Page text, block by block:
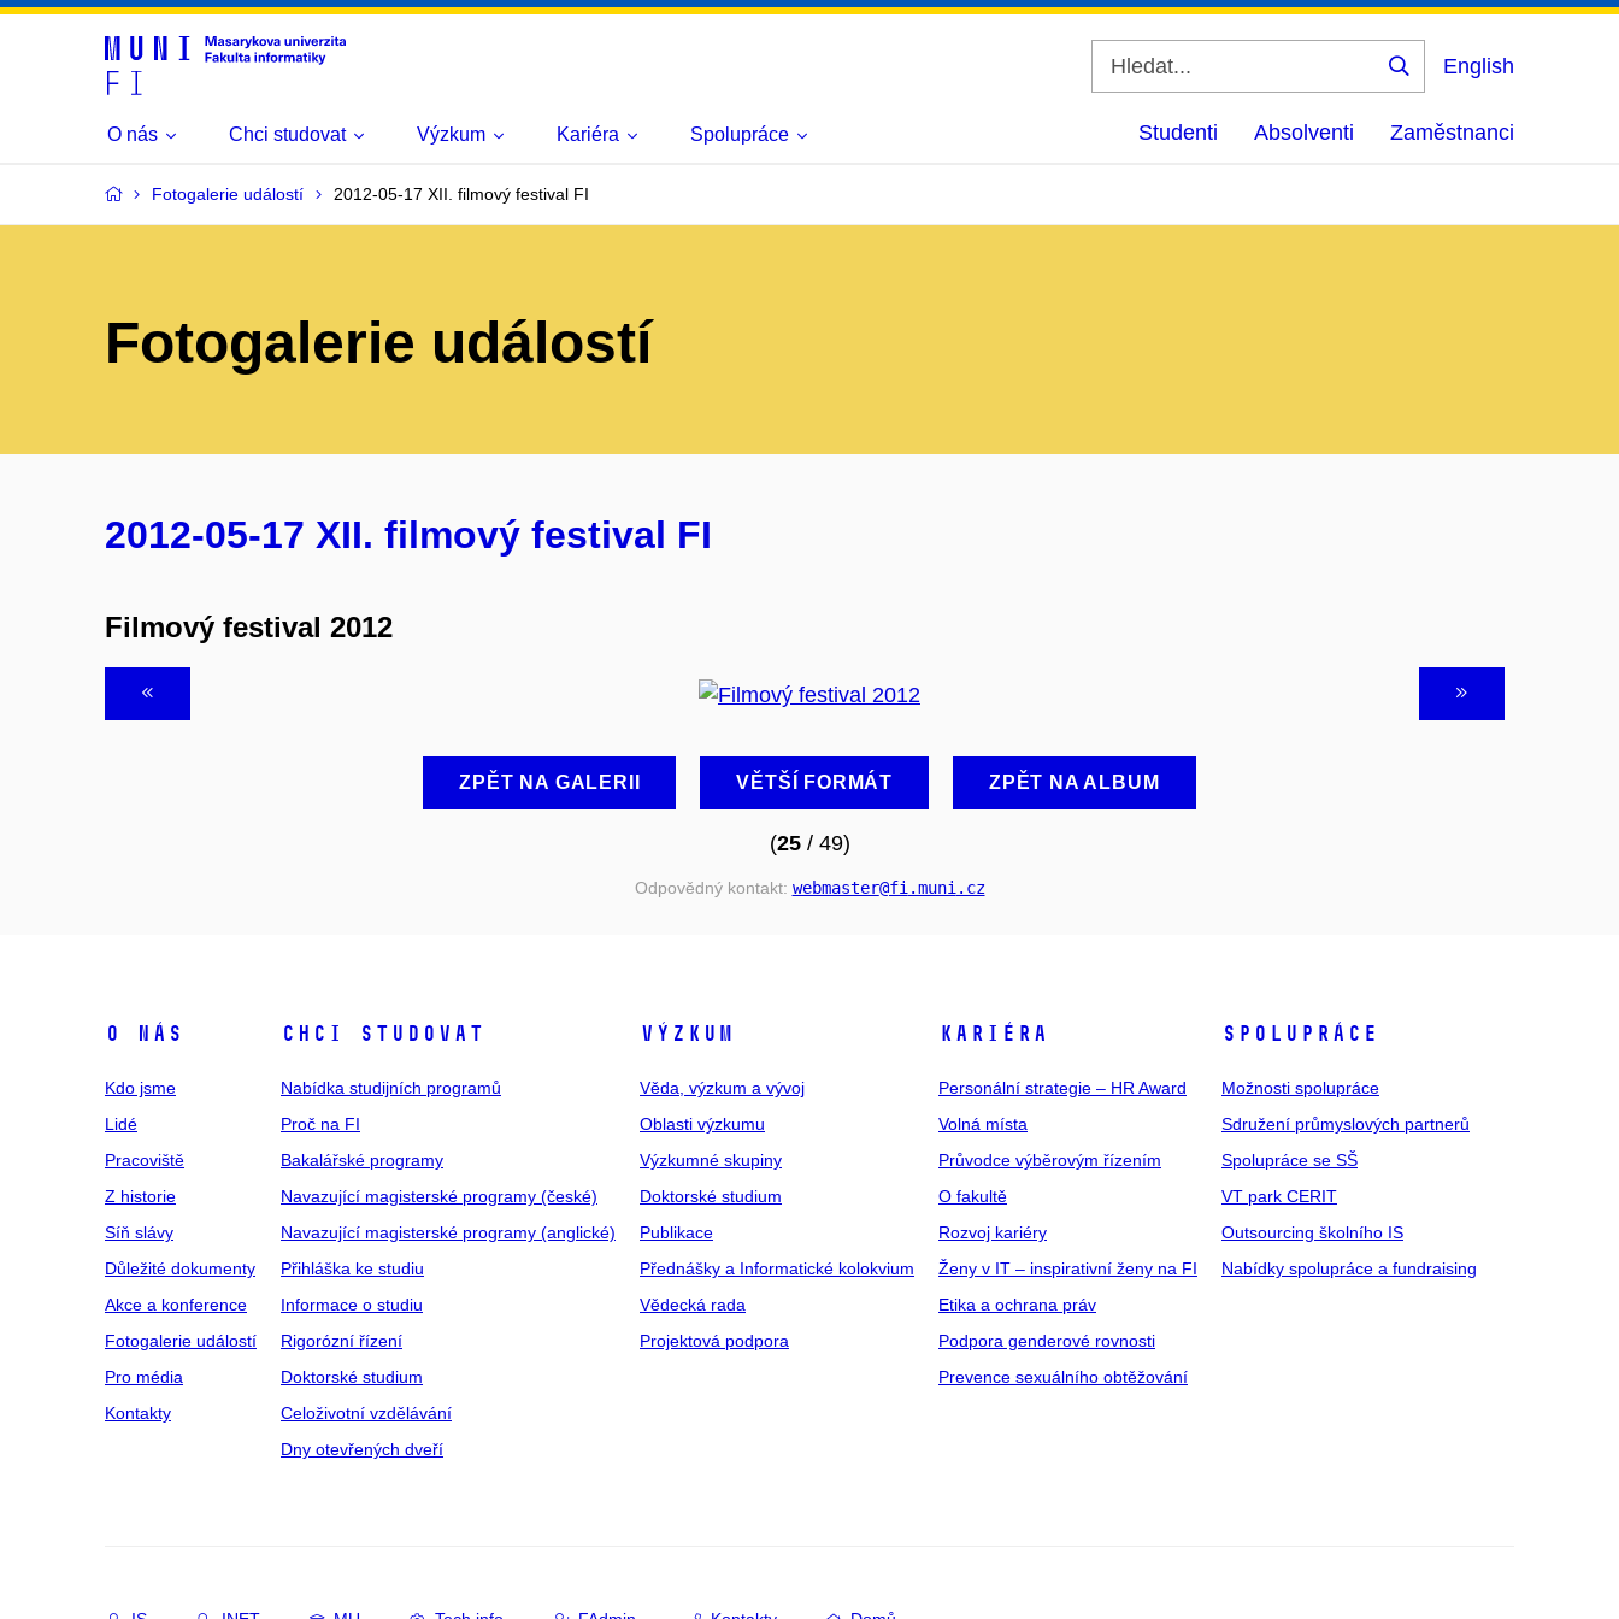
Vyhledat
English
O nás Chci studovat Výzkum Kariéra Spolupráce Studenti Absolventi Zaměstnanci
Fotogalerie událostí 2012-05-17 XII. filmový festival FI
Fotogalerie událostí
2012-05-17 XII. filmový festival FI
Filmový festival 2012
ZPĚT NA GALERII VĚTŠÍ FORMÁT ZPĚT NA ALBUM
(25/ 49)
Odpovědný kontakt: webmaster@fi .muni .cz
O NÁS
Kdo jsme
Lidé
Pracoviště
Z historie
Síň slávy
Důležité dokumenty
Akce a konference
Fotogalerie událostí
Pro média
Kontakty
CHCI STUDOVAT
Nabídka studijních programů
Proč na FI
Bakalářské programy
Navazující magisterské programy (české)
Navazující magisterské programy (anglické)
Přihláška ke studiu
Informace o studiu
Rigorózní řízení
Doktorské studium
Celoživotní vzdělávání
Dny otevřených dveří
VÝZKUM
Věda, výzkum a vývoj
Oblasti výzkumu
Výzkumné skupiny
Doktorské studium
Publikace
Přednášky a Informatické kolokvium
Vědecká rada
Projektová podpora
KARIÉRA
Personální strategie – HR Award
Volná místa
Průvodce výběrovým řízením
O fakultě
Rozvoj kariéry
Ženy v IT – inspirativní ženy na FI
Etika a ochrana práv
Podpora genderové rovnosti
Prevence sexuálního obtěžování
SPOLUPRÁCE
Možnosti spolupráce
Sdružení průmyslových partnerů
Spolupráce se SŠ
VT park CERIT
Outsourcing školního IS
Nabídky spolupráce a fundraising